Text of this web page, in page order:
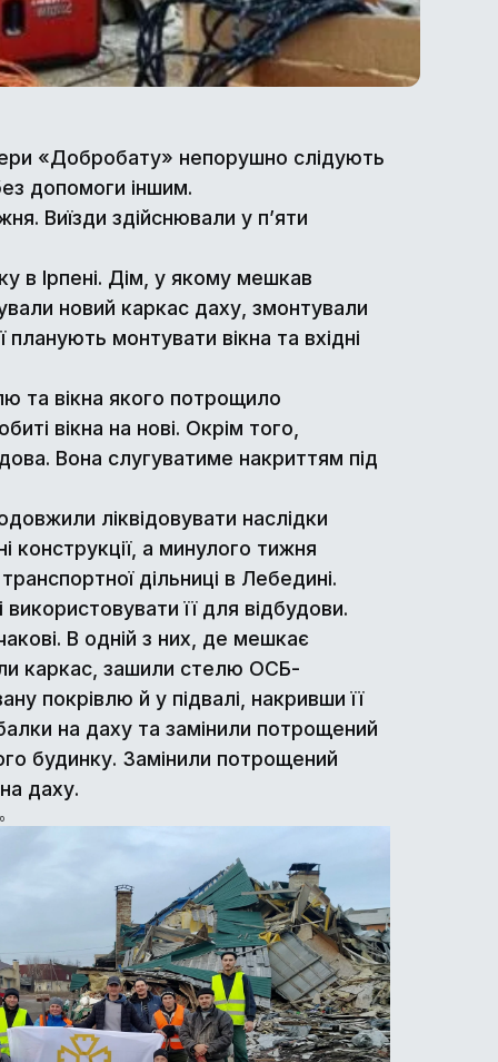
«Добробату» непорушно слідують
допомоги іншим.
Виїзди здійснювали у п’яти
в Ірпені. Дім, у якому мешкав
новий каркас даху, змонтували
монтувати вікна та вхідні
та вікна якого потрощило
вікна на нові. Окрім того,
Вона слугуватиме накриттям під
ліквідовувати наслідки
конструкції, а минулого тижня
дільниці в Лебедині.
її для відбудови.
В одній з них, де мешкає
каркас, зашили стелю ОСБ-
покрівлю й у підвалі, накривши її
на даху та замінили потрощений
будинку. Замінили потрощений
даху.